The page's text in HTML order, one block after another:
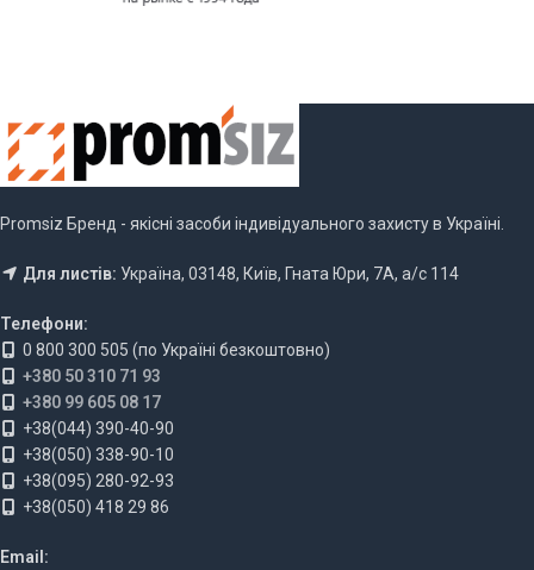
Promsiz Бренд - якісні засоби індивідуального захисту в Україні.
Для листів: Україна, 03148, Київ, Гната Юри, 7А, а/с 114
Телефони:
0 800 300 505 (по Україні безкоштовно)
+380 50 310 71 93
+380 99 605 08 17
+38(044) 390-40-90
+38(050) 338-90-10
+38(095) 280-92-93
+38(050) 418 29 86
Email: